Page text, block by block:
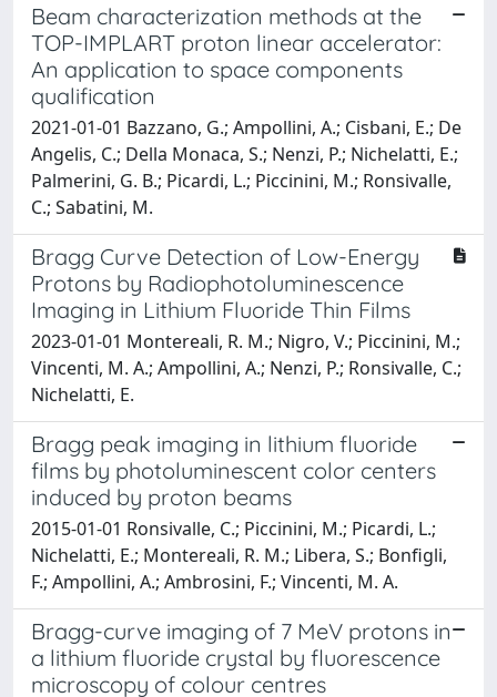
Beam characterization methods at the
TOP-IMPLART proton linear accelerator:
An application to space components
qualification
2021-01-01 Bazzano, G.; Ampollini, A.; Cisbani, E.; De
Angelis, C.; Della Monaca, S.; Nenzi, P.; Nichelatti, E.;
Palmerini, G. B.; Picardi, L.; Piccinini, M.; Ronsivalle,
C.; Sabatini, M.
Bragg Curve Detection of Low-Energy
Protons by Radiophotoluminescence
Imaging in Lithium Fluoride Thin Films
2023-01-01 Montereali, R. M.; Nigro, V.; Piccinini, M.;
Vincenti, M. A.; Ampollini, A.; Nenzi, P.; Ronsivalle, C.;
Nichelatti, E.
Bragg peak imaging in lithium fluoride
films by photoluminescent color centers
induced by proton beams
2015-01-01 Ronsivalle, C.; Piccinini, M.; Picardi, L.;
Nichelatti, E.; Montereali, R. M.; Libera, S.; Bonfigli,
F.; Ampollini, A.; Ambrosini, F.; Vincenti, M. A.
Bragg-curve imaging of 7 MeV protons in
a lithium fluoride crystal by fluorescence
microscopy of colour centres